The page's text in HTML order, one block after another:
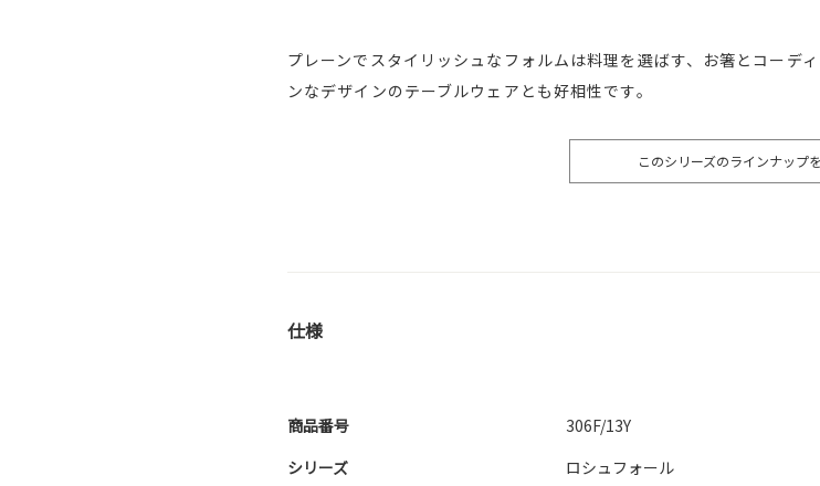
プレーンでスタイリッシュなフォルムは料理を選ばす、お箸とコーデ
ンなデザインのテーブルウェアとも好相性です。
このシリーズのラインナップ
仕様
商品番号
306F/13Y
シリーズ
ロシュフォール